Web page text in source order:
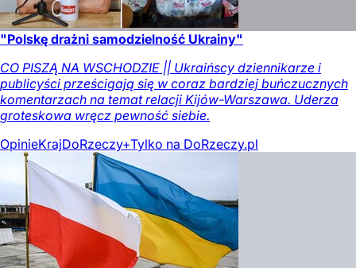
"Polskę drażni samodzielność Ukrainy"
CO PISZĄ NA WSCHODZIE || Ukraińscy dziennikarze i
publicyści prześcigają się w coraz bardziej buńczucznych
komentarzach na temat relacji Kijów-Warszawa. Uderza
groteskowa wręcz pewność siebie.
OpinieKrajDoRzeczy+Tylko na DoRzeczy.pl